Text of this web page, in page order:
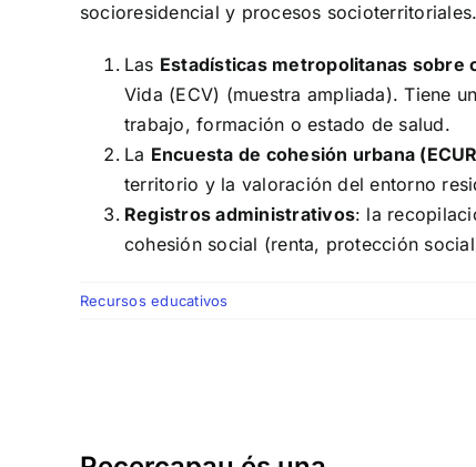
socioresidencial y procesos socioterritoriales.
Las Estadísticas metropolitanas sobre
Vida (ECV) (muestra ampliada). Tiene
trabajo, formación o estado de salud.
La Encuesta de cohesión urbana
territorio y la valoración del entorno
Registros administrativos: la
cohesión social (renta, protección
Recursos educativos